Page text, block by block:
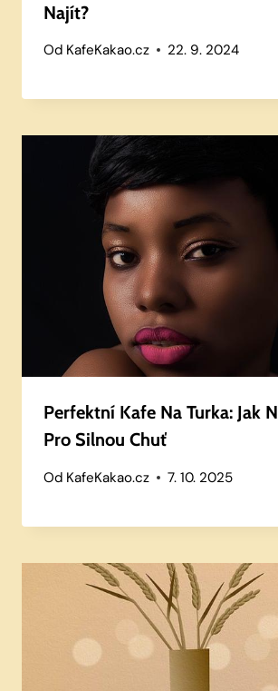
Najít?
Od KafeKakao.cz 22. 9. 2024
Perfektní Kafe Na Turka: Jak
Pro Silnou Chuť
Od KafeKakao.cz 7. 10. 2025